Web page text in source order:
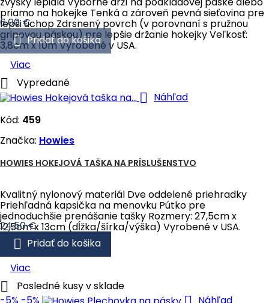
priamo na hokejke Tenká a zároveň pevná sieťovina pre
lepši úchop Zdrsnený povrch (v porovnaní s pružnou
gripovou páskou) pre lepšie držanie hokejky Veľkosť:
3,8cm x 10m Vyrobené v USA.
Cena
6,00 €
 Pridať do košika
Viac
 Vypredané
 Náhľad
Kód: 459
Značka: Howies
HOWIES HOKEJOVÁ TAŠKA NA PRÍSLUŠENSTVO
Kvalitný nylonový materiál Dve oddelené priehradky
Priehľadná kapsička na menovku Pútko pre
jednoduchšie prenášanie tašky Rozmery: 27,5cm x
12,5cm x 13cm (dĺžka/šírka/výška) Vyrobené v USA.
Cena
24,50 €
 Pridať do košika
Viac

Posledné kusy v sklade